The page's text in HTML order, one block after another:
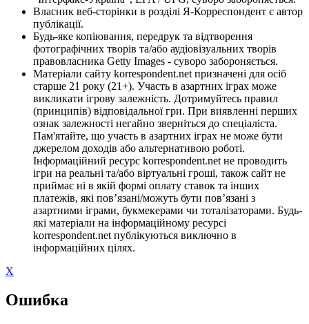
Власник веб-сторінки в розділі Я-Корреспондент є автор
публікації.
Будь-яке копіювання, передрук та відтворення
фотографічних творів та/або аудіовізуальних творів
правовласника Getty Images - суворо забороняється.
Матеріали сайту korrespondent.net призначені для осіб
старше 21 року (21+). Участь в азартних іграх може
викликати ігрову залежність. Дотримуйтесь правил
(принципів) відповідальної гри. При виявленні перших
ознак залежності негайно зверніться до спеціаліста.
Пам'ятайте, що участь в азартних іграх не може бути
джерелом доходів або альтернативою роботі.
Інформаційний ресурс korrespondent.net не проводить
ігри на реальні та/або віртуальні гроші, також сайт не
приймає ні в якій формі оплату ставок та інших
платежів, які пов’язані/можуть бути пов’язані з
азартними іграми, букмекерами чи тоталізаторами. Будь-
які матеріали на інформаційному ресурсі
korrespondent.net публікуються виключно в
інформаційних цілях.
X
Ошибка